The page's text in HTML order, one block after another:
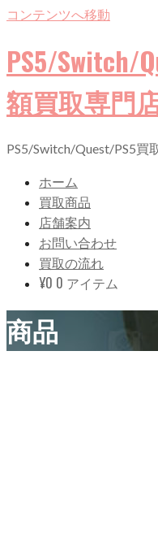
コンテンツへ移動
PS5/Switch/
額買取専門
PS5/Switch/Quest/PS5
ホーム
買取商品
店舗案内
お問い合わせ
買取の流れ
¥0 0 アイテム
商品